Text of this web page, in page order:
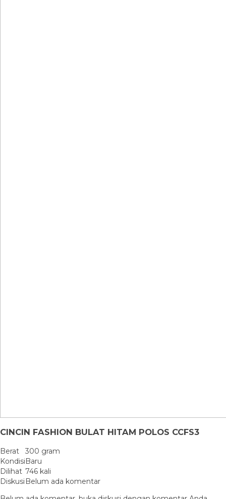
CINCIN FASHION BULAT HITAM POLOS CCFS3
Berat
300 gram
KondisiBaru
Dilihat 746 kali
Diskusi Belum ada komentar